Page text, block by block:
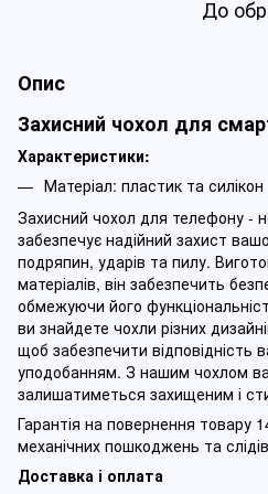
До
Опис
Захисний чохол для
Характеристики:
Матеріал: пластик та силікон
Захисний чохол для телефону -
забезпечує надійний захист
подряпин, ударів та пилу.
матеріалів, він забезпечить
обмежуючи його
ви знайдете чохли різних
щоб забезпечити відповідність
уподобанням. З нашим чохлом
залишатиметься захищеним і
Гарантія на повернення товару
механічних пошкоджень та
Доставка і оплата